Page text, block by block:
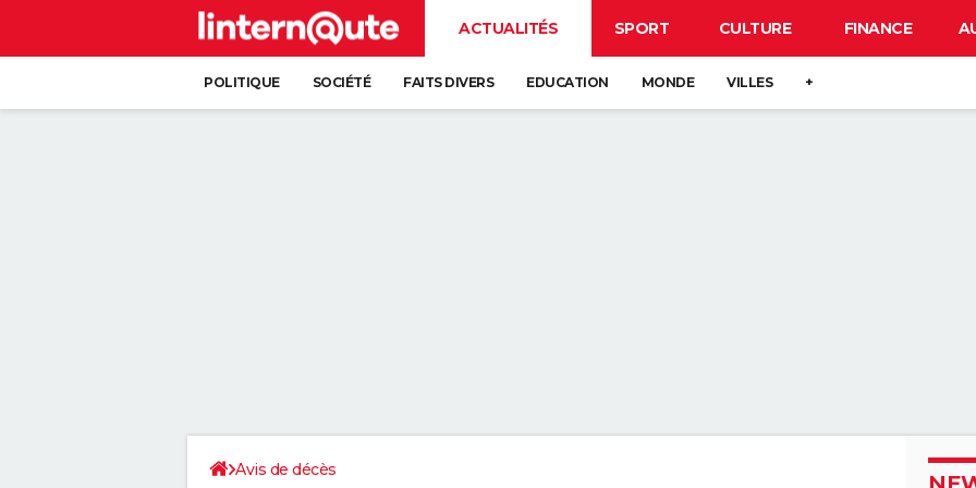
ACTUALITÉS SPORT CULTURE FINANCE
POLITIQUE SOCIÉTÉ FAITS DIVERS EDUCATION MONDE VILLES +
Avis de décès